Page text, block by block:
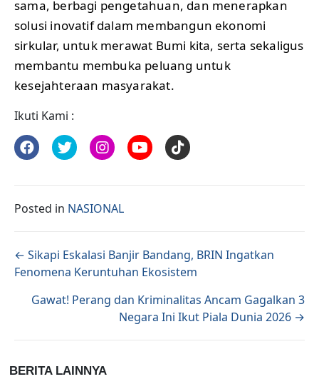
sama, berbagi pengetahuan, dan menerapkan
solusi inovatif dalam membangun ekonomi
sirkular, untuk merawat Bumi kita, serta sekaligus
membantu membuka peluang untuk
kesejahteraan masyarakat.
Ikuti Kami :
Posted in NASIONAL
Posts navigation
← Sikapi Eskalasi Banjir Bandang, BRIN Ingatkan
Fenomena Keruntuhan Ekosistem
Gawat! Perang dan Kriminalitas Ancam Gagalkan 3
Negara Ini Ikut Piala Dunia 2026 →
BERITA LAINNYA